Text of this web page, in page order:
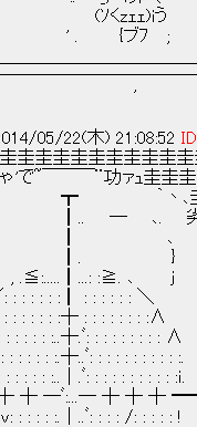
)iう
ﾌ
'
05/22(木) 21:08:52
圭圭圭圭圭圭圭圭圭
'で~￣￣￣¨功ァｭ圭圭
┳ ｀丶､圭圭圭
┃.. ― ､. 劣iｘ圭
┃ ､ ＼圭圭
┃. } ヽ圭圭
:≧. ､ j Ⅹ
: : : : : :┃ : : : : : :
: : : : : : :┼ : : : : :
: : : :..┼.ﾞ: : : : : :
: : : :.┼..ﾞ: : : : : :
: : :..│.ﾞ: : : : : : : :
┼ ─ﾞ:...─ ┼ ┼ ┼
: : : :.│..ﾞ: : : : /: